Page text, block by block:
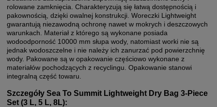
rolowane zamknięcia. Charakteryzują się łatwą dostępnością i
pakownością, dzięki owalnej konstrukcji. Woreczki Lightweight
gwarantują niezawodną ochronę nawet w mokrych i deszczowych
warunkach. Materiał z którego są wykonane posiada
wodoodporność 10000 mm słupa wody, natomiast worki nie są
jednak wodoszczelne i nie należy ich zanurzać pod powierzchnię
wody. Pakowane są w opakowanie częściowo wykonane z
materiałów pochodzących z recyclingu. Opakowanie stanowi
integralną część towaru.
Szczegóły Sea To Summit Lightweight Dry Bag 3-Piece
Set (3 L, 5 L, 8L):